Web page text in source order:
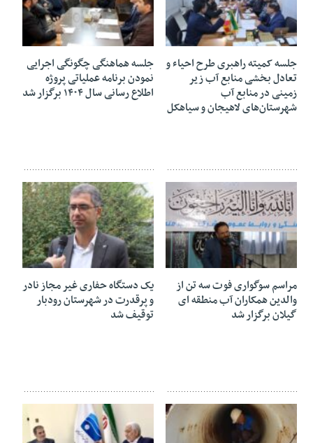
۰۴ آبان ۱۴۰۴
جلسه کمیته راهبری طرح احیاء و
تعادل بخشی منابع آب زیر
زمینی در منابع آب
شهرستان‌های لاهیجان و سیاهکل
۳۰ مهر ۱۴۰۴
جلسه هماهنگی چگونگی اجرایی
نمودن برنامه عملیاتی پروژه
اطلاع رسانی سال ۱۴۰۴ برگزار شد
مراسم سوگواری فوت سه تن از
والدین همکاران آب منطقه ای
گیلان برگزار شد
۲۷ مهر ۱۴۰۴
یک دستگاه حفاری غیر مجاز نادر
و پرقدرت در شهرستان رودبار
توقیف شد